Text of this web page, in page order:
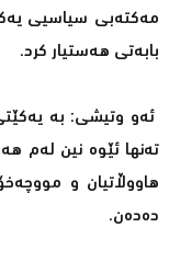
مەكتەبی سیاسیی
بابەتی هەستیار كرد.
ئەو وتیشی: بە
تەنها ئێوە نین لەم
هاووڵاتیان و
دەدەن.